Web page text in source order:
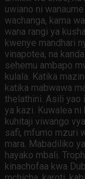
uwiano ni
wachanga, kama
wana rangi ya
kwenye mandhari
vinapotea, na
sehemu ambapo
kulala. Katika
katika mabwawa
thelathini. Asili yao
ya kazi. Kuwalea ni
kuhitaji viwango
safi, mfumo mzuri
mara. Mabadiliko
hayako mbali.
kinachofaa kwa